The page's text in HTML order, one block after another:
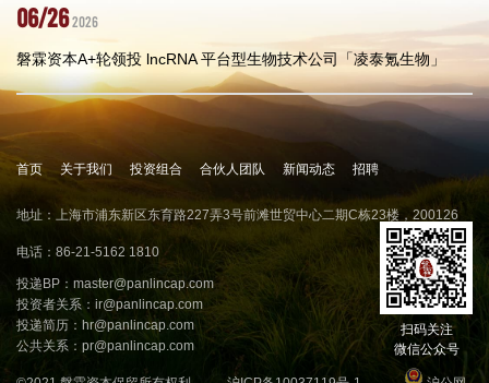
06/262026
磐霖资本A+轮领投 lncRNA 平台型生物技术公司「凌泰氪生物」
首页 关于我们 投资组合 合伙人团队 新闻动态 招聘
地址：上海市浦东新区东育路227弄3号前滩世贸中心二期C栋23楼，200126
电话：86-21-5162 1810
投递BP： master@panlincap.com
投资者关系： ir@panlincap.com
投递简历： hr@panlincap.com
公共关系： pr@panlincap.com
扫码关注
微信公众号